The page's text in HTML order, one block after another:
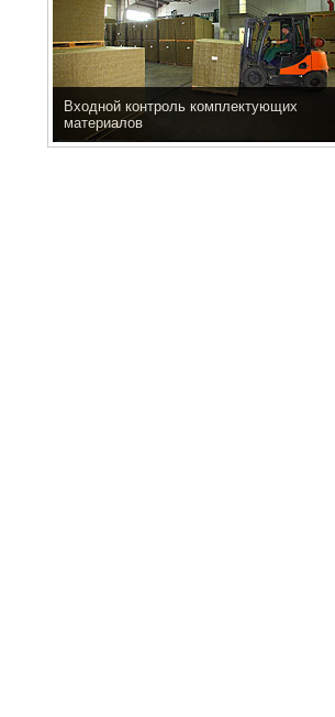
Входной контроль комплектующих
материалов